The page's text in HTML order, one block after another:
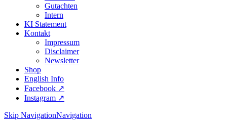
Gutachten
Intern
KI Statement
Kontakt
Impressum
Disclaimer
Newsletter
Shop
English Info
Facebook ↗︎
Instagram ↗︎
Skip NavigationNavigation